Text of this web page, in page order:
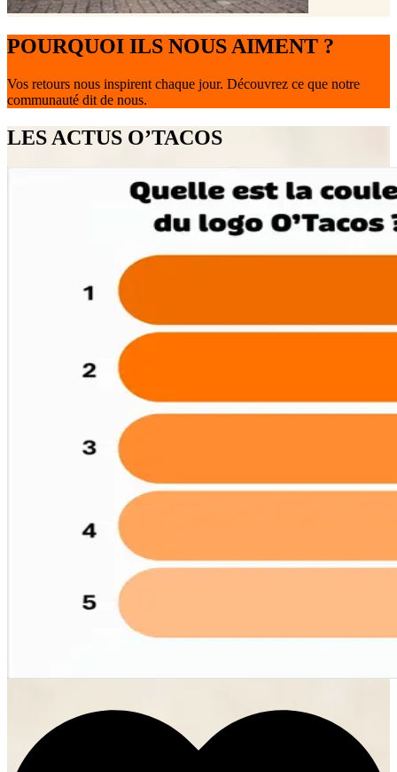
POURQUOI ILS NOUS AIMENT ?
Vos retours nous inspirent chaque jour. Découvrez ce que notre
communauté dit de nous.
LES ACTUS O’TACOS